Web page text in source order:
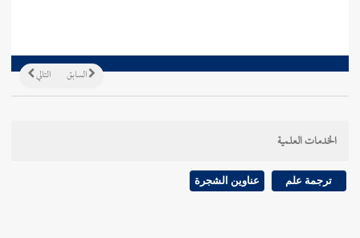
التالي السابق
الخدمات العلمية
ترجمة علم عناوين الشجرة